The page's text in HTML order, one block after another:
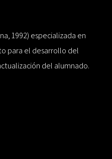
1992) especializada en
para el desarrollo del
del alumnado.